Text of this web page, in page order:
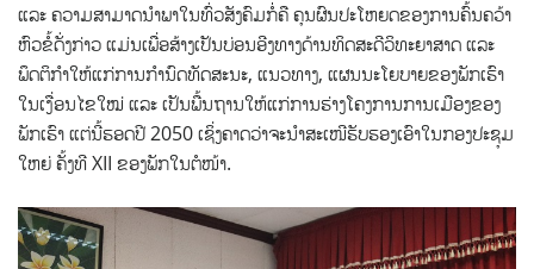
ແລະ ຄວາມສາມາດນຳພາໃນທົ່ວສັງຄົມກໍ່ຄື ຄຸນຜົນປະໂຫຍດຂອງການຄົ້ນຄວ້າ
ຫົວຂໍ້ດັ່ງກ່າວ ແມ່ນເພື່ອສ້າງເປັນບ່ອນອີງທາງດ້ານທິດສະດີວິທະຍາສາດ ແລະ
ພຶດຕິກຳໃຫ້ແກ່ການກຳນົດທັດສະນະ, ແນວທາງ, ແຜນນະໂຍບາຍຂອງພັກເຮົາ
ໃນເງື່ອນໄຂໃໝ່ ແລະ ເປັນພື້ນຖານໃຫ້ແກ່ການຮ່າງໂຄງການການເມືອງຂອງ
ພັກເຮົາ ແຕ່ນີ້ຮອດປີ 2050 ເຊິ່ງຄາດວ່າຈະນຳສະເໜີຮັບຮອງເອົາໃນກອງປະຊຸມ
ໃຫຍ່ ຄັ້ງທີ XII ຂອງພັກໃນຕໍໜ້າ.